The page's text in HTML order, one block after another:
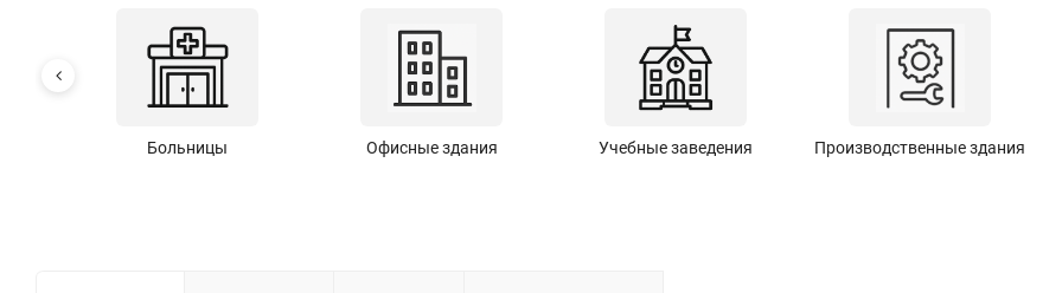
Больницы Офисные здания Учебные заведения Производственные здания